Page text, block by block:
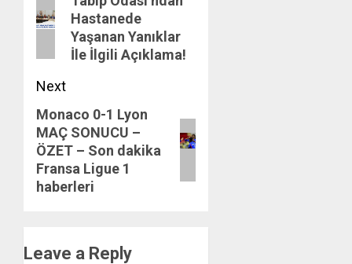
navigation
post:
Hastanede
Yaşanan Yanıklar
İle İlgili Açıklama!
Next
Next
post:
Monaco 0-1 Lyon
MAÇ SONUCU –
ÖZET – Son dakika
Fransa Ligue 1
haberleri
Leave a Reply